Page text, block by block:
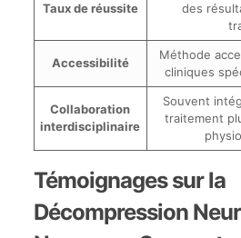
Taux de réussite
des
Accessibilité
Méthode
cliniques
Collaboration
interdisciplinaire
Souvent
traitement
Témoignages sur la
Décompression